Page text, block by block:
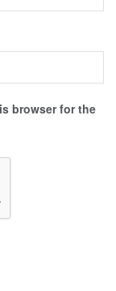
browser for the